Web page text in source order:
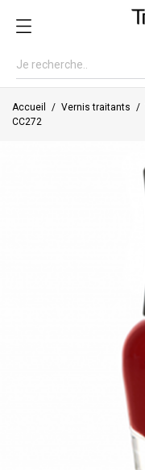
Accueil Vernis traitants
CC272